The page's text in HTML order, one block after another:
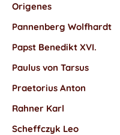
Origenes
Pannenberg Wolfhardt
Papst Benedikt XVI.
Paulus von Tarsus
Praetorius Anton
Rahner Karl
Scheffczyk Leo